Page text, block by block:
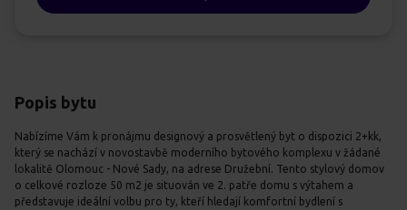
Popis bytu
Nabízíme Vám k pronájmu designový a prosvětlený byt o dispozici 2+kk,
který se nachází v novostavbě moderního bytového komplexu v žádané
lokalitě Olomouc - Nové Sady, na adrese Družební. Tento stylový domov
o celkové rozloze 50 m2 je situován ve 2. patře domu s výtahem a
představuje ideální volbu pro ty, kteří hledají komfortní bydlení s